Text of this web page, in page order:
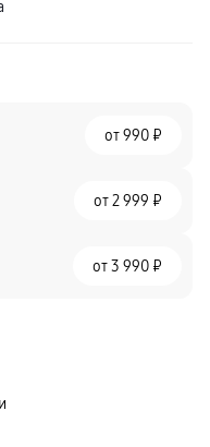
от990 ₽
от2 999 ₽
от3 990 ₽